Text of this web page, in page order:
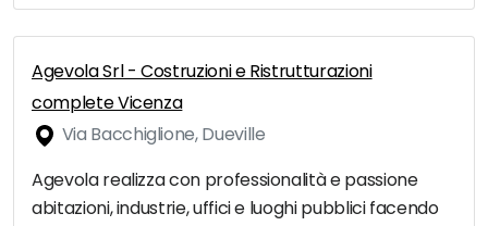
Agevola Srl - Costruzioni e Ristrutturazioni
complete Vicenza
Via Bacchiglione, Dueville
Agevola realizza con professionalità e passione
abitazioni, industrie, uffici e luoghi pubblici facendo